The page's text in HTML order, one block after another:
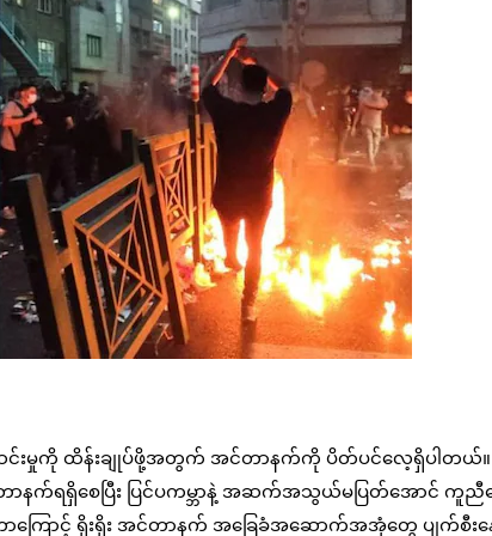
ဆင်းမှုကို ထိန်းချုပ်ဖို့အတွက် အင်တာနက်ကို ပိတ်ပင်လေ့ရှိပါတယ်
က်ရရှိစေပြီး ပြင်ပကမ္ဘာနဲ့ အဆက်အသွယ်မပြတ်အောင် ကူညီပ
ြောင့် ရိုးရိုး အင်တာနက် အခြေခံအဆောက်အအုံတွေ ပျက်စီးန